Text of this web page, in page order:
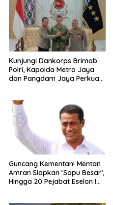
Kunjungi Dankorps Brimob
Polri, Kapolda Metro Jaya
dan Pangdam Jaya Perkuat
Guncang Kementan! Mentan
Amran Siapkan ‘Sapu Besar’,
Hingga 20 Pejabat Eselon I